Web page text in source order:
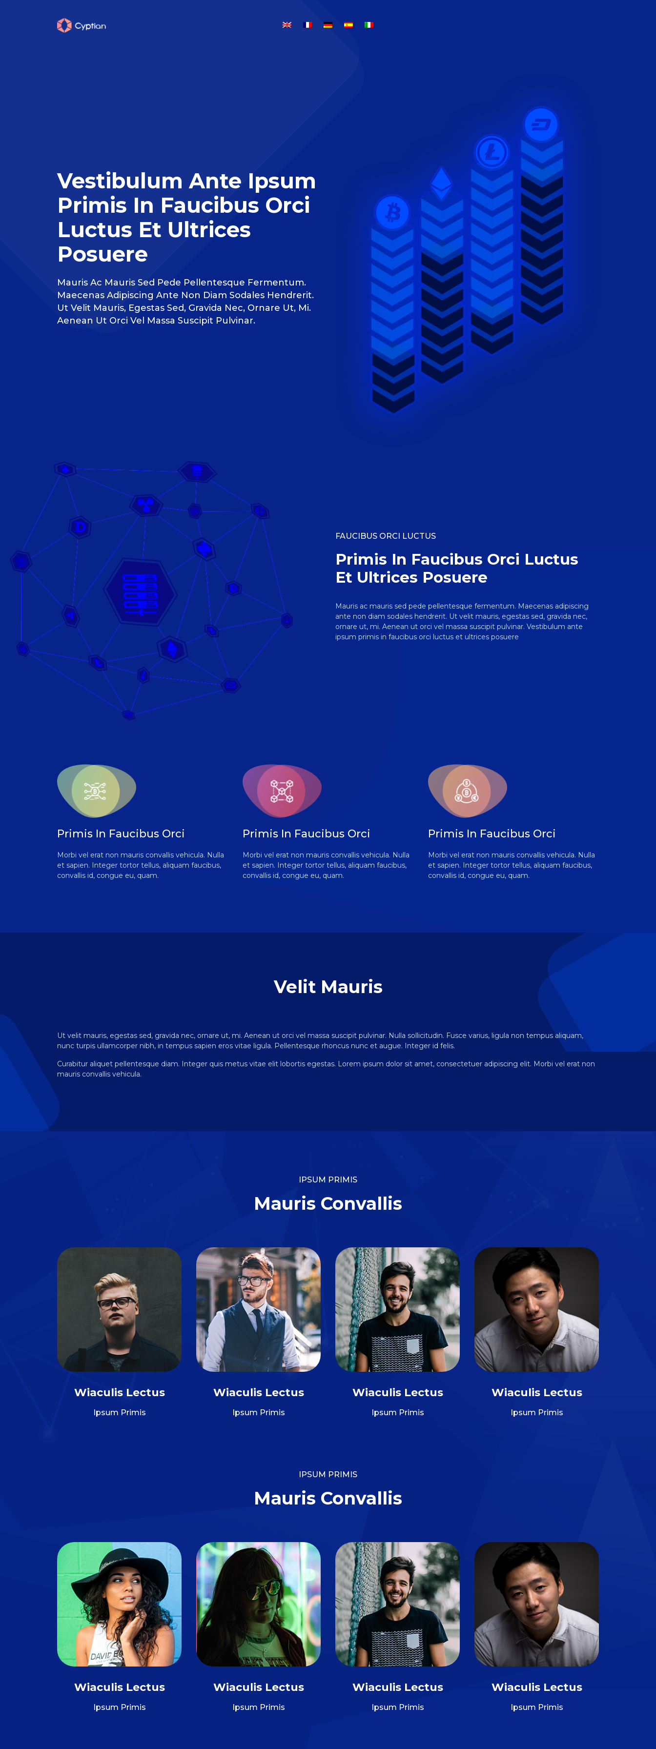
Vestibulum Ante Ipsum
Primis In Faucibus Orci
Luctus Et Ultrices
Posuere
Mauris Ac Mauris Sed Pede Pellentesque Fermentum.
Maecenas Adipiscing Ante Non Diam Sodales Hendrerit.
Ut Velit Mauris, Egestas Sed, Gravida Nec, Ornare Ut, Mi.
Aenean Ut Orci Vel Massa Suscipit Pulvinar.
FAUCIBUS ORCI LUCTUS
Primis In Faucibus Orci Luctus
Et Ultrices Posuere
Mauris ac mauris sed pede pellentesque fermentum. Maecenas adipiscing
ante non diam sodales hendrerit. Ut velit mauris, egestas sed, gravida nec,
ornare ut, mi. Aenean ut orci vel massa suscipit pulvinar. Vestibulum ante
ipsum primis in faucibus orci luctus et ultrices posuere
Primis In Faucibus Orci
Morbi vel erat non mauris convallis vehicula. Nulla
et sapien. Integer tortor tellus, aliquam faucibus,
convallis id, congue eu, quam.
Primis In Faucibus Orci
Morbi vel erat non mauris convallis vehicula. Nulla
et sapien. Integer tortor tellus, aliquam faucibus,
convallis id, congue eu, quam.
Primis In Faucibus Orci
Morbi vel erat non mauris convallis vehicula. Nulla
et sapien. Integer tortor tellus, aliquam faucibus,
convallis id, congue eu, quam.
Velit Mauris
Ut velit mauris, egestas sed, gravida nec, ornare ut, mi. Aenean ut orci vel massa suscipit pulvinar. Nulla sollicitudin. Fusce varius, ligula non tempus aliquam,
nunc turpis ullamcorper nibh, in tempus sapien eros vitae ligula. Pellentesque rhoncus nunc et augue. Integer id felis.
Curabitur aliquet pellentesque diam. Integer quis metus vitae elit lobortis egestas. Lorem ipsum dolor sit amet, consectetuer adipiscing elit. Morbi vel erat non
mauris convallis vehicula.
IPSUM PRIMIS
Mauris Convallis
Wiaculis Lectus
Ipsum Primis
Wiaculis Lectus
Ipsum Primis
Wiaculis Lectus
Ipsum Primis
Wiaculis Lectus
Ipsum Primis
IPSUM PRIMIS
Mauris Convallis
Wiaculis Lectus
Ipsum Primis
Wiaculis Lectus
Ipsum Primis
Wiaculis Lectus
Ipsum Primis
Wiaculis Lectus
Ipsum Primis